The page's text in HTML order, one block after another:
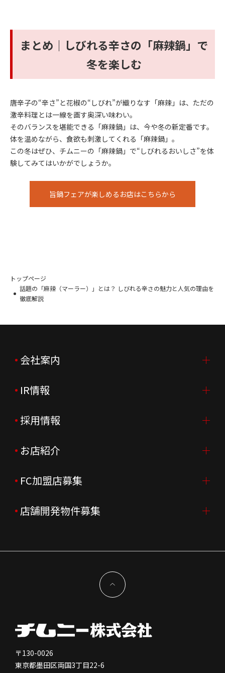
まとめ｜しびれる辛さの「麻辣鍋」で
冬を楽しむ
唐辛子の“辛さ”と花椒の“しびれ”が織りなす「麻辣」は、ただの
激辛料理とは一線を画す奥深い味わい。
そのバランスを堪能できる「麻辣鍋」は、今や冬の新定番です。
体を温めながら、食欲も刺激してくれる「麻辣鍋」。
この冬はぜひ、チムニーの「麻辣鍋」で“しびれるおいしさ”を体
験してみてはいかがでしょうか。
旨鍋フェアが楽しめるお店はこちらから
トップページ
話題の「麻辣（マーラー）」とは？ しびれる辛さの魅力と人気の理由を
徹底解説
会社案内
会社案内TOP
ご挨拶
会社概要
会社沿革
企業理念
新型コロナウイルス対応
IR情報
IR情報TOP
ニュースリリース
月次売上
決算資料
コーポレートガバナンス
免責事項
採用情報
採用情報TOP
新卒採用
中途採用
会社を知る
人を知る
お店紹介
店舗を探す・予約する
よくあるご質問
FC加盟店募集
FC加盟店募集TOP
独立支援について
FC加盟店お問合せ
店舗開発物件募集
〒130-0026
東京都墨田区両国3丁目22-6